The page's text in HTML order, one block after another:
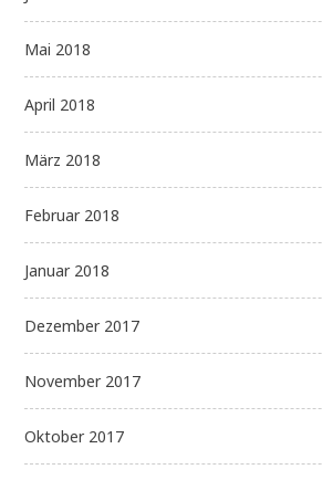
Mai 2018
April 2018
März 2018
Februar 2018
Januar 2018
Dezember 2017
November 2017
Oktober 2017